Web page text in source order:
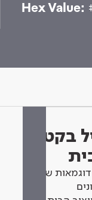
Hex Value:
בקטן -
שלנו